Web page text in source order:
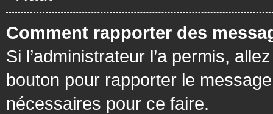
Comment rapporter des
Si l’administrateur l’a permis,
bouton pour rapporter le
nécessaires pour ce faire.